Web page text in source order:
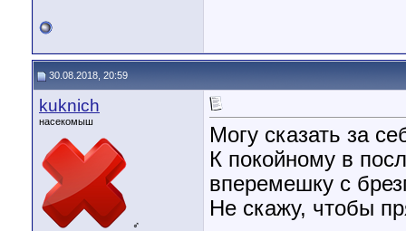
30.08.2018, 20:59
kuknich
насекомыш
♂
Могу сказать за
К покойному в
вперемешку с
Не скажу, чтобы